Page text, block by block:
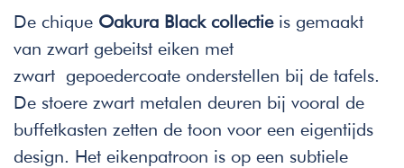
De chique Oakura Black collectieis gemaakt
van zwart gebeitst eiken met
zwart gepoedercoate onderstellen bij de tafels.
De stoere zwart metalen deuren bij vooral de
buffetkasten zetten de toon voor een eigentijds
design. Het eikenpatroon is op een subtiele